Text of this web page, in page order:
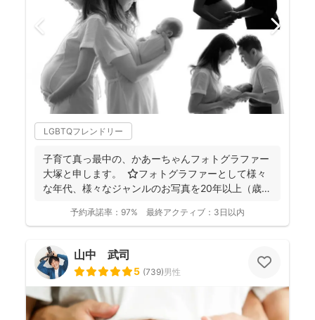
LGBTQフレンドリー
子育て真っ最中の、かあーちゃんフォトグラファー
大塚と申します。 ⭐︎フォトグラファーとして様々
な年代、様々なジャンルのお写真を20年以上（歳バ
予約承諾率： 97% 最終アクティブ： 3日以内
山中 武司
5 (739)男性